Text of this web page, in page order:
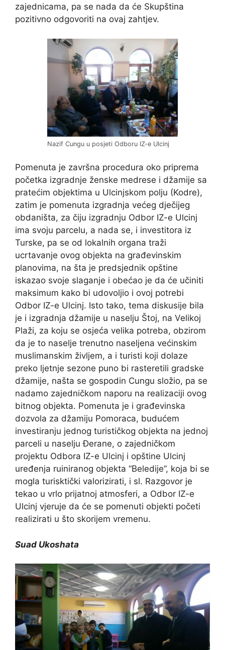
zajednicama, pa se nada da će Skupština
pozitivno odgovoriti na ovaj zahtjev.
Nazif Cungu u posjeti Odboru IZ-e Ulcinj
Pomenuta je završna procedura oko priprema
početka izgradnje ženske medrese i džamije sa
pratećim objektima u Ulcinjskom polju (Kodre),
zatim je pomenuta izgradnja većeg dječijeg
obdaništa, za čiju izgradnju Odbor IZ-e Ulcinj
ima svoju parcelu, a nada se, i investitora iz
Turske, pa se od lokalnih organa traži
ucrtavanje ovog objekta na građevinskim
planovima, na šta je predsjednik opštine
iskazao svoje slaganje i obećao je da će učiniti
maksimum kako bi udovoljio i ovoj potrebi
Odbor IZ-e Ulcinj. Isto tako, tema diskusije bila
je i izgradnja džamije u naselju Štoj, na Velikoj
Plaži, za koju se osjeća velika potreba, obzirom
da je to naselje trenutno naseljena većinskim
muslimanskim življem, a i turisti koji dolaze
preko ljetnje sezone puno bi rasteretili gradske
džamije, našta se gospodin Cungu složio, pa se
nadamo zajedničkom naporu na realizaciji ovog
bitnog objekta. Pomenuta je i građevinska
dozvola za džamiju Pomoraca, budućem
investiranju jednog turističkog objekta na jednoj
parceli u naselju Đerane, o zajedničkom
projektu Odbora IZ-e Ulcinj i opštine Ulcinj
uređenja ruiniranog objekta “Beledije”, koja bi se
mogla turisktički valorizirati, i sl. Razgovor je
tekao u vrlo prijatnoj atmosferi, a Odbor IZ-e
Ulcinj vjeruje da će se pomenuti objekti početi
realizirati u što skorijem vremenu.
Suad Ukoshata